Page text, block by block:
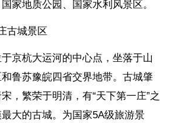
家地质公园、国家水利风景区。
古城景区
京杭大运河的中心点，坐落于山
鲁苏豫皖四省交界地带。古城肇
，繁荣于明清，有“天下第一庄”之
大的古城。为国家5A级旅游景